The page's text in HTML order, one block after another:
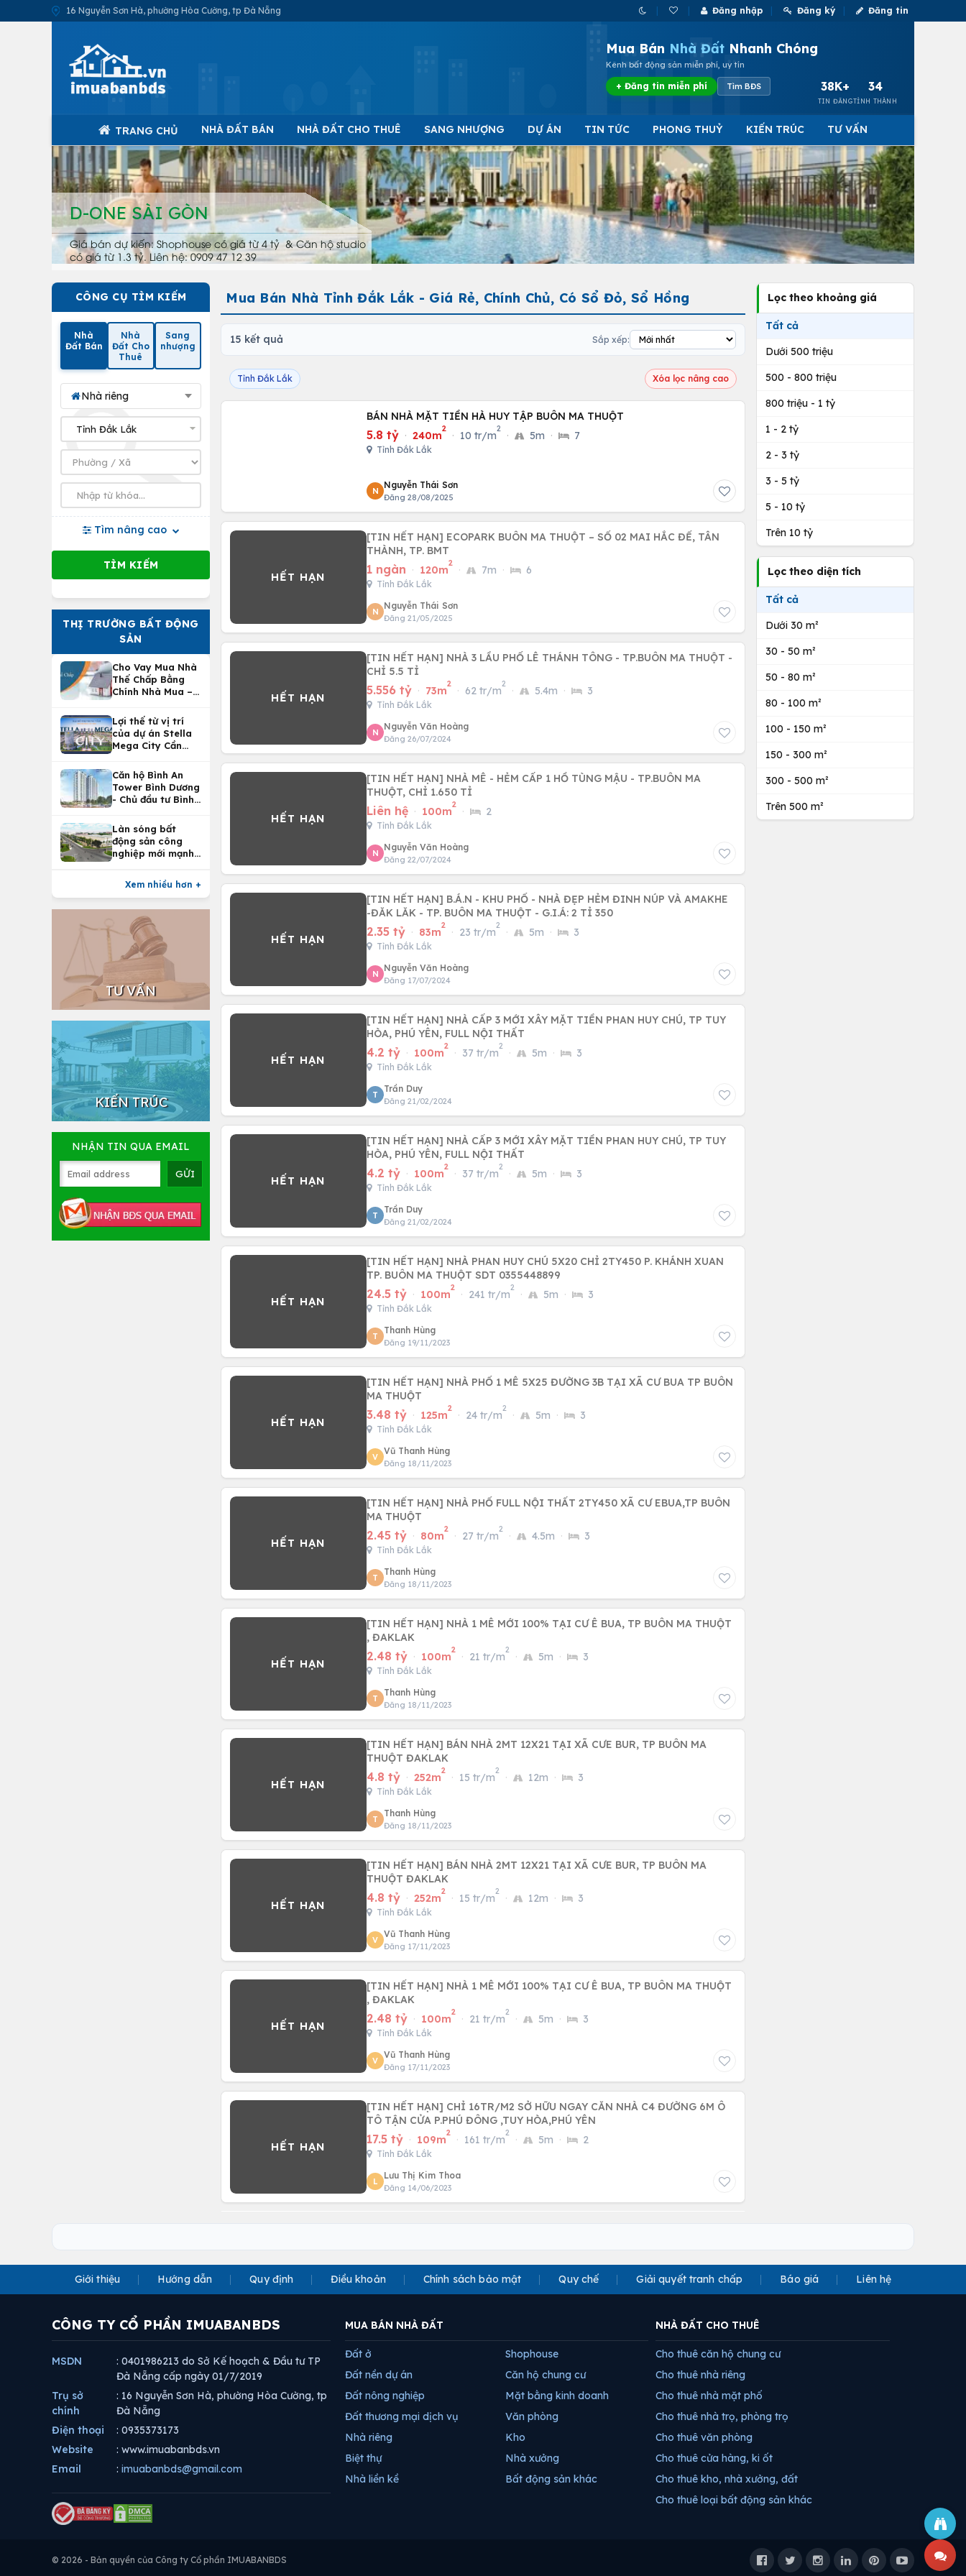
16 Nguyễn Sơn Hà, phường Hòa Cường, tp Đà Nẵng Đăng nhập Đăng ký Đăng tin
Mua Bán Nhà Đất Nhanh Chóng
Kênh bất động sản miễn phí, uy tín
+ Đăng tin miễn phí Tìm BĐS 38K+
TIN ĐĂNG
34
TỈNH THÀNH
TRANG CHỦ NHÀ ĐẤT BÁN NHÀ ĐẤT CHO THUÊ SANG NHƯỢNG DỰ ÁN TIN TỨC PHONG THUỶ KIẾN TRÚC TƯ VẤN
D-ONE SÀI GÒN
Giá bán dự kiến: Shophouse có giá từ 4 tỷ & Căn hộ studio
có giá từ 1.3 tỷ. Liên hệ: 0909 47 12 39
CÔNG CỤ TÌM KIẾM
Nhà
Đất Bán
Nhà
Đất Cho
Thuê
Sang
nhượng
Nhà riêng
Tìm nâng cao
THỊ TRƯỜNG BẤT ĐỘNG
SẢN
Cho Vay Mua Nhà
Thế Chấp Bằng
Chính Nhà Mua –
Nhà Tại
Vietcombank
Lợi thế từ vị trí
của dự án Stella
Mega City Cần
Căn hộ Bình An
Tower Bình Dương
- Chủ đầu tư Bình
Làn sóng bất
động sản công
nghiệp mới mạnh
Xem nhiều hơn +
TƯ VẤN
KIẾN TRÚC
NHẬN TIN QUA EMAIL
Mua Bán Nhà Tỉnh Đắk Lắk - Giá Rẻ, Chính Chủ, Có Sổ Đỏ, Sổ Hồng
15 kết quả Sắp xếp:
Tỉnh Đắk Lắk Xóa lọc nâng cao
BÁN NHÀ MẶT TIỀN HÀ HUY TẬP BUÔN MA THUỘT
5.8 tỷ · 240m
2
· 10 tr/m
2
· 5m · 7
Tỉnh Đắk Lắk
N
Nguyễn Thái Sơn
Đăng 28/08/2025
[TIN HẾT HẠN] ECOPARK BUÔN MA THUỘT – SỐ 02 MAI HẮC ĐẾ, TÂN
THÀNH, TP. BMT
1 ngàn · 120m
2
· 7m · 6
Tỉnh Đắk Lắk
N
Nguyễn Thái Sơn
Đăng 21/05/2025
[TIN HẾT HẠN] NHÀ 3 LẦU PHỐ LÊ THÁNH TÔNG - TP.BUÔN MA THUỘT -
CHỈ 5.5 TỈ
5.556 tỷ · 73m
2
· 62 tr/m
2
· 5.4m · 3
Tỉnh Đắk Lắk
N
Nguyễn Văn Hoàng
Đăng 26/07/2024
[TIN HẾT HẠN] NHÀ MÊ - HẺM CẤP 1 HỒ TÙNG MẬU - TP.BUÔN MA
THUỘT, CHỈ 1.650 TỈ
Liên hệ · 100m
2
· 2
Tỉnh Đắk Lắk
N
Nguyễn Văn Hoàng
Đăng 22/07/2024
[TIN HẾT HẠN] B.Á.N - KHU PHỐ - NHÀ ĐẸP HẺM ĐINH NÚP VÀ AMAKHE
-ĐĂK LĂK - TP. BUÔN MA THUỘT - G.I.Á: 2 TỈ 350
2.35 tỷ · 83m
2
· 23 tr/m
2
· 5m · 3
Tỉnh Đắk Lắk
N
Nguyễn Văn Hoàng
Đăng 17/07/2024
[TIN HẾT HẠN] NHÀ CẤP 3 MỚI XÂY MẶT TIỀN PHAN HUY CHÚ, TP TUY
HÒA, PHÚ YÊN, FULL NỘI THẤT
4.2 tỷ · 100m
2
· 37 tr/m
2
· 5m · 3
Tỉnh Đắk Lắk
T
Trần Duy
Đăng 21/02/2024
[TIN HẾT HẠN] NHÀ CẤP 3 MỚI XÂY MẶT TIỀN PHAN HUY CHÚ, TP TUY
HÒA, PHÚ YÊN, FULL NỘI THẤT
4.2 tỷ · 100m
2
· 37 tr/m
2
· 5m · 3
Tỉnh Đắk Lắk
T
Trần Duy
Đăng 21/02/2024
[TIN HẾT HẠN] NHÀ PHAN HUY CHÚ 5X20 CHỈ 2TY450 P. KHÁNH XUAN
TP. BUÔN MA THUỘT SDT 0355448899
24.5 tỷ · 100m
2
· 241 tr/m
2
· 5m · 3
Tỉnh Đắk Lắk
T
Thanh Hùng
Đăng 19/11/2023
[TIN HẾT HẠN] NHÀ PHỐ 1 MÊ 5X25 ĐƯỜNG 3B TẠI XÃ CƯ BUA TP BUÔN
MA THUỘT
3.48 tỷ · 125m
2
· 24 tr/m
2
· 5m · 3
Tỉnh Đắk Lắk
V
Vũ Thanh Hùng
Đăng 18/11/2023
[TIN HẾT HẠN] NHÀ PHỐ FULL NỘI THẤT 2TY450 XÃ CƯ EBUA,TP BUÔN
MA THUỘT
2.45 tỷ · 80m
2
· 27 tr/m
2
· 4.5m · 3
Tỉnh Đắk Lắk
T
Thanh Hùng
Đăng 18/11/2023
[TIN HẾT HẠN] NHÀ 1 MÊ MỚI 100% TẠI CƯ Ê BUA, TP BUÔN MA THUỘT
, ĐAKLAK
2.48 tỷ · 100m
2
· 21 tr/m
2
· 5m · 3
Tỉnh Đắk Lắk
T
Thanh Hùng
Đăng 18/11/2023
[TIN HẾT HẠN] BÁN NHÀ 2MT 12X21 TẠI XÃ CƯE BUR, TP BUÔN MA
THUỘT ĐAKLAK
4.8 tỷ · 252m
2
· 15 tr/m
2
· 12m · 3
Tỉnh Đắk Lắk
T
Thanh Hùng
Đăng 18/11/2023
[TIN HẾT HẠN] BÁN NHÀ 2MT 12X21 TẠI XÃ CƯE BUR, TP BUÔN MA
THUỘT ĐAKLAK
4.8 tỷ · 252m
2
· 15 tr/m
2
· 12m · 3
Tỉnh Đắk Lắk
V
Vũ Thanh Hùng
Đăng 17/11/2023
[TIN HẾT HẠN] NHÀ 1 MÊ MỚI 100% TẠI CƯ Ê BUA, TP BUÔN MA THUỘT
, ĐAKLAK
2.48 tỷ · 100m
2
· 21 tr/m
2
· 5m · 3
Tỉnh Đắk Lắk
V
Vũ Thanh Hùng
Đăng 17/11/2023
[TIN HẾT HẠN] CHỈ 16TR/M2 SỞ HỮU NGAY CĂN NHÀ C4 ĐƯỜNG 6M Ô
TÔ TẬN CỬA P.PHÚ ĐÔNG ,TUY HÒA,PHÚ YÊN
17.5 tỷ · 109m
2
· 161 tr/m
2
· 5m · 2
Tỉnh Đắk Lắk
L
Lưu Thị Kim Thoa
Đăng 14/06/2023
Lọc theo khoảng giá
Tất cả
Dưới 500 triệu
500 - 800 triệu
800 triệu - 1 tỷ
1 - 2 tỷ
2 - 3 tỷ
3 - 5 tỷ
5 - 10 tỷ
Trên 10 tỷ
Lọc theo diện tích
Tất cả
Dưới 30 m²
30 - 50 m²
50 - 80 m²
80 - 100 m²
100 - 150 m²
150 - 300 m²
300 - 500 m²
Trên 500 m²
Giới thiệu Hướng dẫn Quy định Điều khoản Chính sách bảo mật Quy chế Giải quyết tranh chấp Báo giá Liên hệ
CÔNG TY CỔ PHẦN IMUABANBDS
MSDN
: 0401986213 do Sở Kế hoạch & Đầu tư TP
Đà Nẵng cấp ngày 01/7/2019
Trụ sở
chính
: 16 Nguyễn Sơn Hà, phường Hòa Cường, tp
Đà Nẵng
Điện thoại
: 0935373173
Website
: www.imuabanbds.vn
Email
: imuabanbds@gmail.com
MUA BÁN NHÀ ĐẤT
Đất ở
Đất nền dự án
Đất nông nghiệp
Đất thương mại dịch vụ
Nhà riêng
Biệt thự
Nhà liền kề
Shophouse
Căn hộ chung cư
Mặt bằng kinh doanh
Văn phòng
Kho
Nhà xưởng
Bất động sản khác
NHÀ ĐẤT CHO THUÊ
Cho thuê căn hộ chung cư
Cho thuê nhà riêng
Cho thuê nhà mặt phố
Cho thuê nhà trọ, phòng trọ
Cho thuê văn phòng
Cho thuê cửa hàng, ki ốt
Cho thuê kho, nhà xưởng, đất
Cho thuê loại bất động sản khác
© 2026 - Bản quyền của Công ty Cổ phần IMUABANBDS